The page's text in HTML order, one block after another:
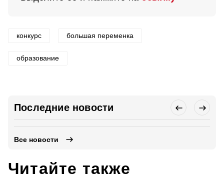
конкурс большая переменка
образование
Последние новости
Все новости
Читайте также